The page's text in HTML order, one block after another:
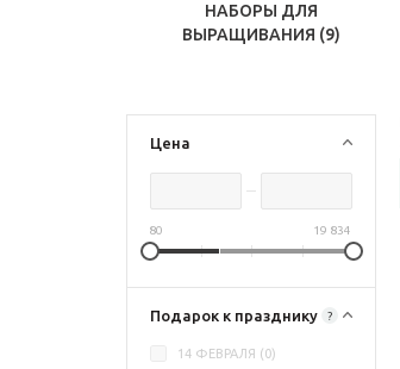
НАБОРЫ ДЛЯ
ВЫРАЩИВАНИЯ (9)
Цена
80 19 834
Подарок к празднику ?
14 ФЕВРАЛЯ (0)